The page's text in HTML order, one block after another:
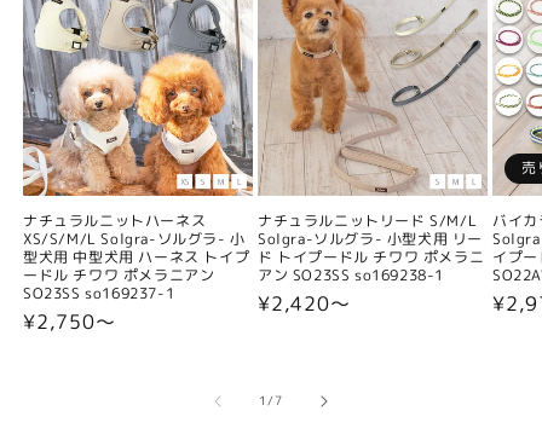
ナチュラルニットハーネス
XS/S/M/L Solgra-ソルグラ- 小
型犬用 中型犬用 ハーネス トイプ
ードル チワワ ポメラニアン
SO23SS so169237-1
通
¥2,750〜
ナチュラルニットリード S/M/L
Solgra-ソルグラ- 小型犬用 リー
ド トイプードル チワワ ポメラニ
アン SO23SS so169238-1
通
¥2,420〜
売
バイ
イプ
通
1/の
7